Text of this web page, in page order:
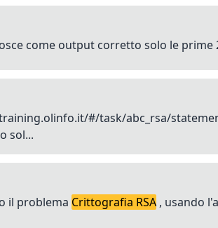
come output corretto solo le prime
#/task/abc_rsa/
sol...
il problema Crittografia RSA , usando